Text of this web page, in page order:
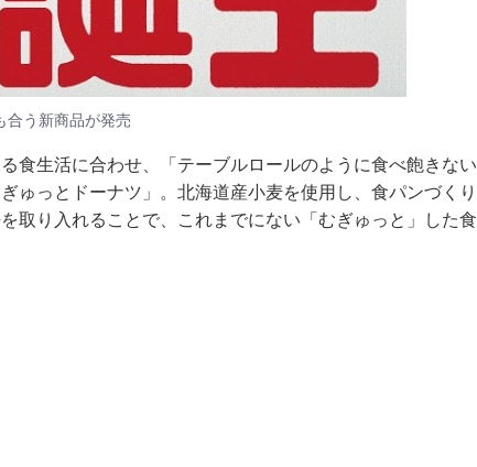
合う新商品が発売
食生活に合わせ、「テーブルロールのように食べ飽きない
ゅっとドーナツ」。北海道産小麦を使用し、食パンづくり
取り入れることで、これまでにない「むぎゅっと」した食